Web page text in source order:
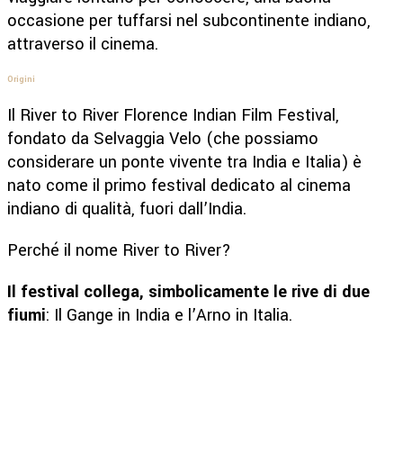
occasione per tuffarsi nel subcontinente indiano,
attraverso il cinema.
Origini
Il River to River Florence Indian Film Festival,
fondato da Selvaggia Velo (che possiamo
considerare un ponte vivente tra India e Italia) è
nato come il primo festival dedicato al cinema
indiano di qualità, fuori dall’India.
Perché il nome River to River?
Il festival collega, simbolicamente le rive di due
fiumi: Il Gange in India e l’Arno in Italia.